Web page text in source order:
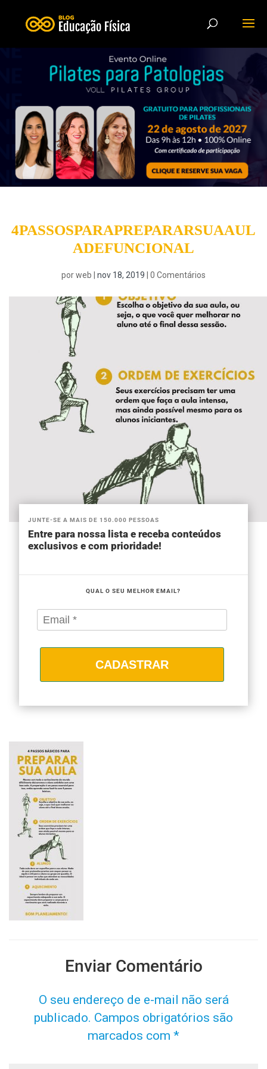
4PASSOSPARAPREPARARSUAAUL
ADEFUNCIONAL
porweb nov 18, 2019 0 Comentários
JUNTE-SE A MAIS DE 150.000 PESSOAS
Entre para nossa lista e receba conteúdos
exclusivos e com prioridade!
QUAL O SEU MELHOR EMAIL?
CADASTRAR
Enviar Comentário
O seu endereço de e-mail não será
publicado. Campos obrigatórios são
marcados com *